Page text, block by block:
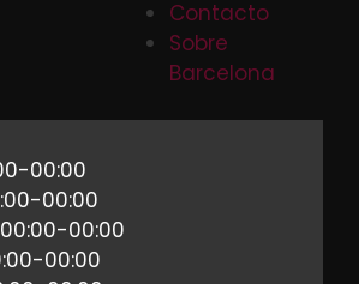
Contacto
Sobre
Barcelona
00:00
00:00
00:00
00:00